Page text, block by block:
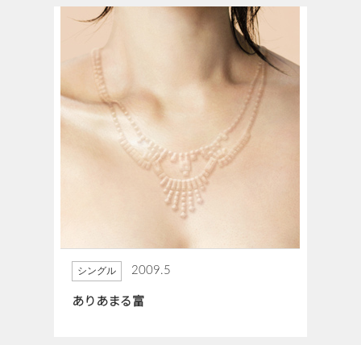
シングル 2009.5
ありあまる富